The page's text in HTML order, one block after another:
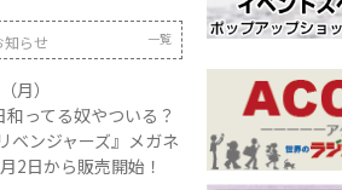
知らせ 一覧
月）
ってる奴やついる？
ベンジャーズ』メガネ
2日から販売開始！